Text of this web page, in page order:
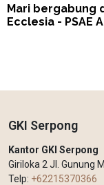
Mari bergabung
Ecclesia - PSAE
GKI Serpong
Kantor GKI Serpong
Giriloka 2 Jl. Gunung
Telp: +62215370366